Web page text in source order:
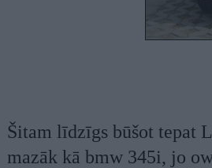
Šitam līdzīgs būšot tepat
mazāk kā bmw 345i, jo